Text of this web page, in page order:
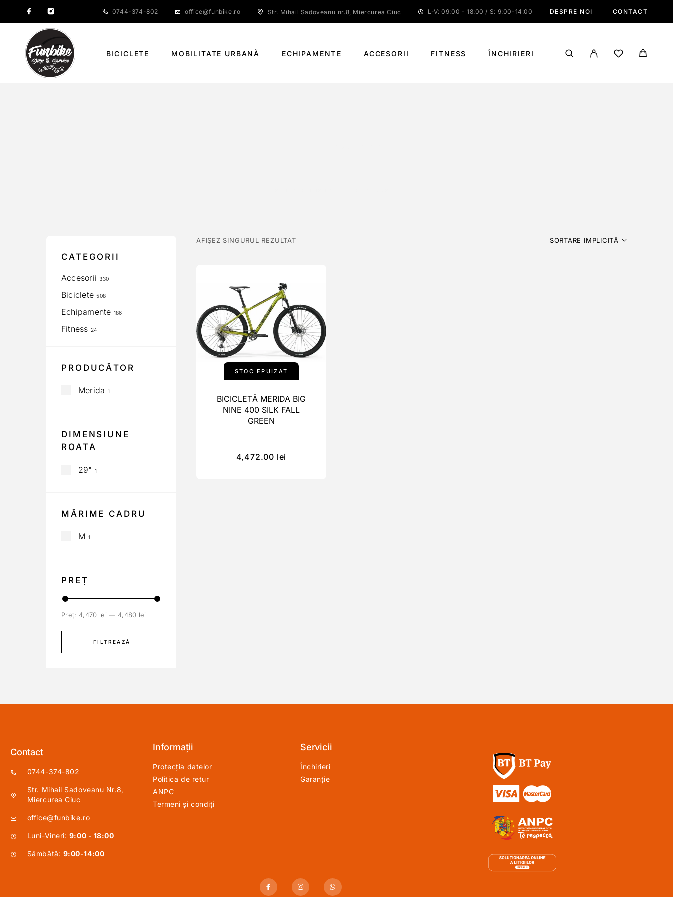
0744-374-802 office@funbike.ro Str. Mihail Sadoveanu nr.8, Miercurea Ciuc L-V: 09:00 - 18:00 / S: 9:00-14:00 DESPRE NOI CONTACT
BICICLETE MOBILITATE URBANĂ ECHIPAMENTE ACCESORII FITNESS ÎNCHIRIERI
CATEGORII
Accesorii 330
Biciclete 508
Echipamente 186
Fitness 24
PRODUCĂTOR
Merida 1
DIMENSIUNE
ROATA
29" 1
MĂRIME CADRU
M 1
PREȚ
FILTREAZĂ
Preț: 4,470 lei — 4,480 lei
AFIȘEZ SINGURUL REZULTAT SORTARE IMPLICITĂ
STOC EPUIZAT
BICICLETĂ MERIDA BIG
NINE 400 SILK FALL
GREEN
4,472.00 lei
Contact
0744-374-802
Str. Mihail Sadoveanu Nr.8,
Miercurea Ciuc
office@funbike.ro
Luni-Vineri: 9:00 - 18:00
Sâmbătă: 9:00-14:00
Informații
Protecția datelor
Politica de retur
ANPC
Termeni și condiți
Servicii
Închirieri
Garanție